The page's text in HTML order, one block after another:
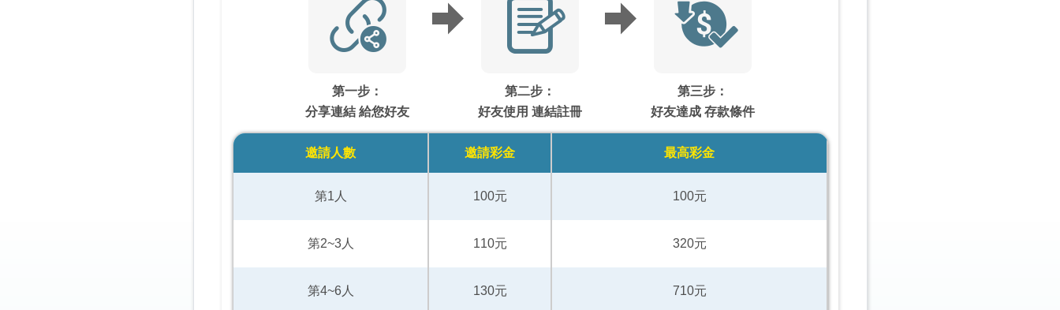
第一步：
分享連結 給您好友
第二步：
好友使用 連結註冊
第三步：
好友達成 存款條件
邀請人數 邀請彩金 最高彩金
第1人 100元 100元
第2~3人 110元 320元
第4~6人 130元 710元